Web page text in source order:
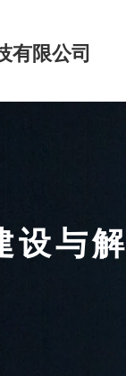
有限公司
建设